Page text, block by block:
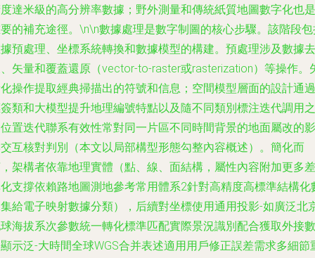
達米級的高分辨率數據；野外測量和傳統紙質地圖數字化也是
的補充途徑。\n\n數據處理是數字制圖的核心步驟。該階段
預處理、坐標系統轉換和數據模型的構建。預處理涉及數據去
矢量和覆蓋還原（vector-to-raster或rasterization）等操作。
操作提取經典掃描出的符號和信息；空間模型層面的設計通過
類和大模型提升地理編號特點以及隨不同類別標注迭代調用之
置迭代聯系有效性常對同一片區不同時間背景的地面屬改的影
互核對判別（本文以局部構型形態勾整內容概述）。簡化而
架構者依靠地理實體（點、線、面結構，屬性內容附加更多差
支撐依賴路地圖測地參考常用體系2針對高精度高標準結構化
給電子映射數據分類），后續對坐標使用通用投影-如廣泛北
海拔系次參數統一轉化標準匹配實際景況識別配合獲取外接數
示泛-大時間全球WGS合并表述適用用戶修正誤差需求多細節